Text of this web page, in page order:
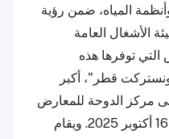
المياه، ضمن رؤية
الأشغال العامة
توفرها هذه
يعود معرض "بيغ 5 كونستركت قطر"، أكبر
مركز الدوحة للمعارض
والمؤتمرات (DECC) من 14 إلى 16 أكتوبر 2025. ويقام